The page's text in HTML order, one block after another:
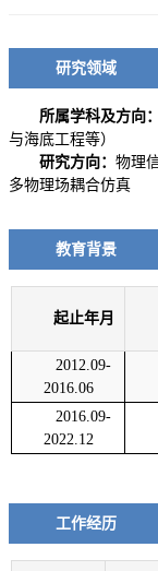
研究领域
所属学科及方向：
与海底工程等）
研究方向： 物理
多物理场耦合仿真
教育背景
起止年月
2012.09-
2016.06
2016.09-
2022.12
工作经历